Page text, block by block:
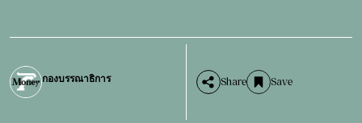
กองบรรณาธิการ Share Save